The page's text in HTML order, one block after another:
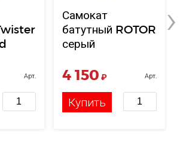
Арт.
Самокат
батутный ROTOR
серый
4 150 ₽
Арт.
Купить
›